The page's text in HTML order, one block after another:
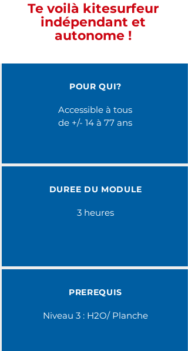
Te voilà kitesurfeur
indépendant et
autonome !
POUR QUI?
Accessible à tous
de +/- 14 à 77 ans
DUREE DU MODULE
3 heures
PREREQUIS
Niveau 3 : H2O/ Planche